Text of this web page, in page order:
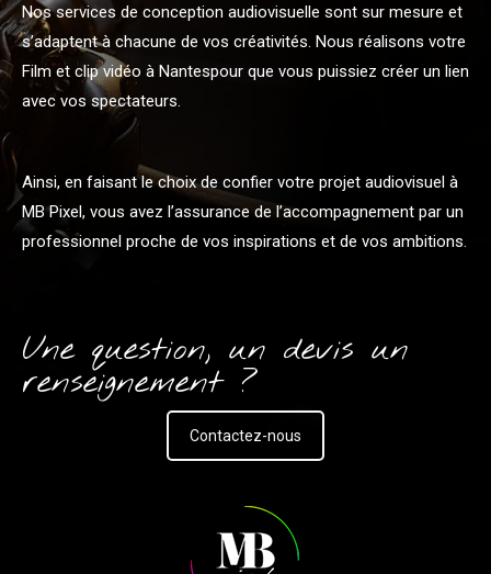
Nos services de conception audiovisuelle sont sur mesure et
s’adaptent à chacune de vos créativités. Nous réalisons votre
Film et clip vidéo à Nantespour que vous puissiez créer un lien
avec vos spectateurs.
Ainsi, en faisant le choix de confier votre projet audiovisuel à
MB Pixel, vous avez l’assurance de l’accompagnement par un
professionnel proche de vos inspirations et de vos ambitions.
Une question, un devis un
renseignement ?
Contactez-nous